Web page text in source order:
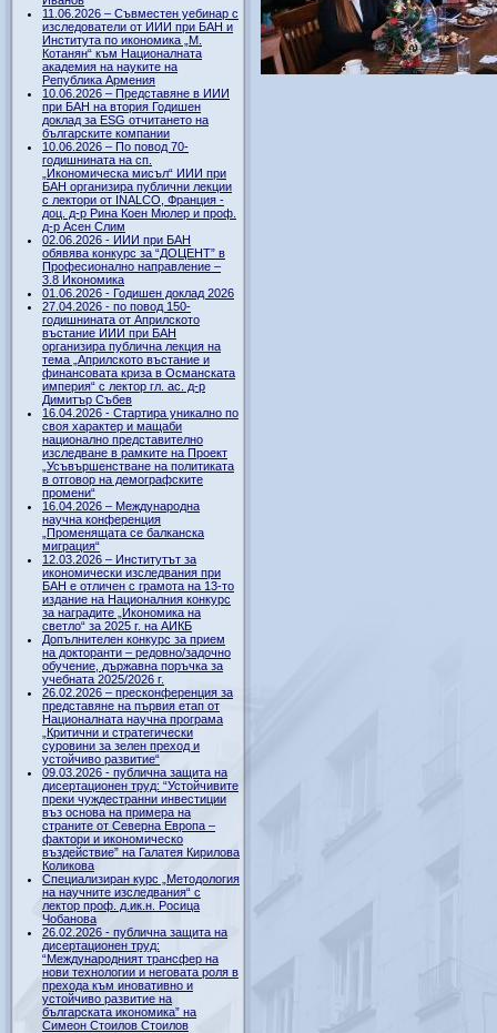
11.06.2026 – Съвместен уебинар с
изследователи от ИИИ при БАН и
Института по икономика „М.
Котанян“ към Националната
академия на науките на
Република Армения
10.06.2026 – Представяне в ИИИ
при БАН на втория Годишен
доклад за ESG отчитането на
българските компании
10.06.2026 – По повод 70-
годишнината на сп.
„Икономическа мисъл“ ИИИ при
БАН организира публични лекции
с лектори от INALCO, Франция -
доц. д-р Рина Коен Мюлер и проф.
д-р Асен Слим
02.06.2026 - ИИИ при БАН
обявява конкурс за “ДОЦЕНТ” в
Професионално направление –
3.8 Икономика
01.06.2026 - Годишен доклад 2026
27.04.2026 - по повод 150-
годишнината от Априлското
въстание ИИИ при БАН
организира публична лекция на
тема „Априлското въстание и
финансовата криза в Османската
империя“ с лектор гл. ас. д-р
Димитър Събев
16.04.2026 - Стартира уникално по
своя характер и мащаби
национално представително
изследване в рамките на Проект
„Усъвършенстване на политиката
в отговор на демографските
промени“
16.04.2026 – Международна
научна конференция
„Променящата се балканска
миграция“
12.03.2026 – Институтът за
икономически изследвания при
БАН е отличен с грамота на 13-то
издание на Националния конкурс
за наградите „Икономика на
светло“ за 2025 г. на АИКБ
Допълнителен конкурс за прием
на докторанти – редовно/задочно
обучение, държавна поръчка за
учебната 2025/2026 г.
26.02.2026 – пресконференция за
представяне на първия етап от
Националната научна програма
„Критични и стратегически
суровини за зелен преход и
устойчиво развитие“
09.03.2026 - публична защита на
дисертационен труд: “Устойчивите
преки чуждестранни инвестиции
въз основа на примера на
страните от Северна Европа –
фактори и икономическо
въздействие” на Галатея Кирилова
Коликова
Специализиран курс „Методология
на научните изследвания“ с
лектор проф. д.ик.н. Росица
Чобанова
26.02.2026 - публична защита на
дисертационен труд:
“Международният трансфер на
нови технологии и неговата роля в
прехода към иновативно и
устойчиво развитие на
българската икономика” на
Симеон Стоилов Стоилов